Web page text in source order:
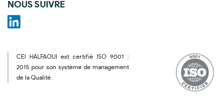
NOUS SUIVRE
CEI HALFAOUI est certifié ISO 9001 :
2015 pour son système de management
de la Qualité.